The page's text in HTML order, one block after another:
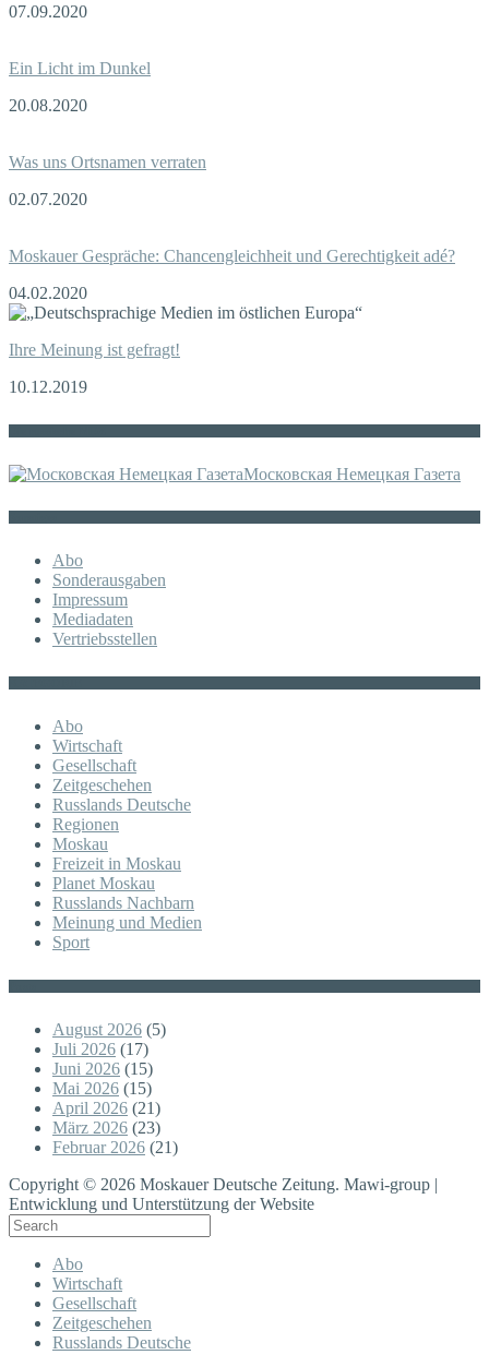
07.09.2020
Ein Licht im Dunkel
20.08.2020
Was uns Ortsnamen verraten
02.07.2020
Moskauer Gespräche: Chancengleichheit und Gerechtigkeit adé?
04.02.2020
Ihre Meinung ist gefragt!
10.12.2019
Московская Немецкая Газета
Abo
Sonderausgaben
Impressum
Mediadaten
Vertriebsstellen
Abo
Wirtschaft
Gesellschaft
Zeitgeschehen
Russlands Deutsche
Regionen
Moskau
Freizeit in Moskau
Planet Moskau
Russlands Nachbarn
Meinung und Medien
Sport
August 2026 (5)
Juli 2026 (17)
Juni 2026 (15)
Mai 2026 (15)
April 2026 (21)
März 2026 (23)
Februar 2026 (21)
Copyright © 2026 Moskauer Deutsche Zeitung. Mawi-group |
Entwicklung und Unterstützung der Website
Abo
Wirtschaft
Gesellschaft
Zeitgeschehen
Russlands Deutsche